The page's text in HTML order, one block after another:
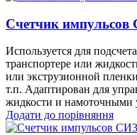
Счетчик
Используется для
транспортере или
или экструзионной
т.п. Адаптирован для
жидкости и намоточными
Додати до порівняння